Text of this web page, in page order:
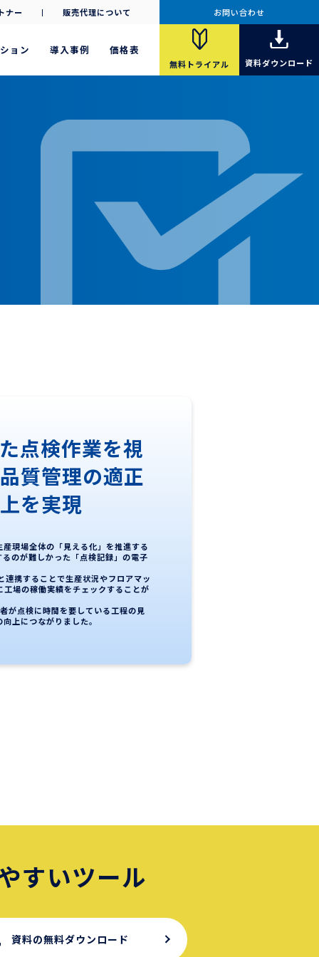
ョン 導入事例 価格表
無料 トライアル 資料ダウンロード
ナー 販売代理について お問い合わせ
点検作業を視
質管理の適正
を実現
現場全体の「見える化」を推進する
のが難しかった「点検記録」の電子
携することで生産状況やフロアマッ
場の稼働実績をチェックすることが
が点検に時間を要している工程の見
上につながりました。
すいツール
資料の無料ダウンロード